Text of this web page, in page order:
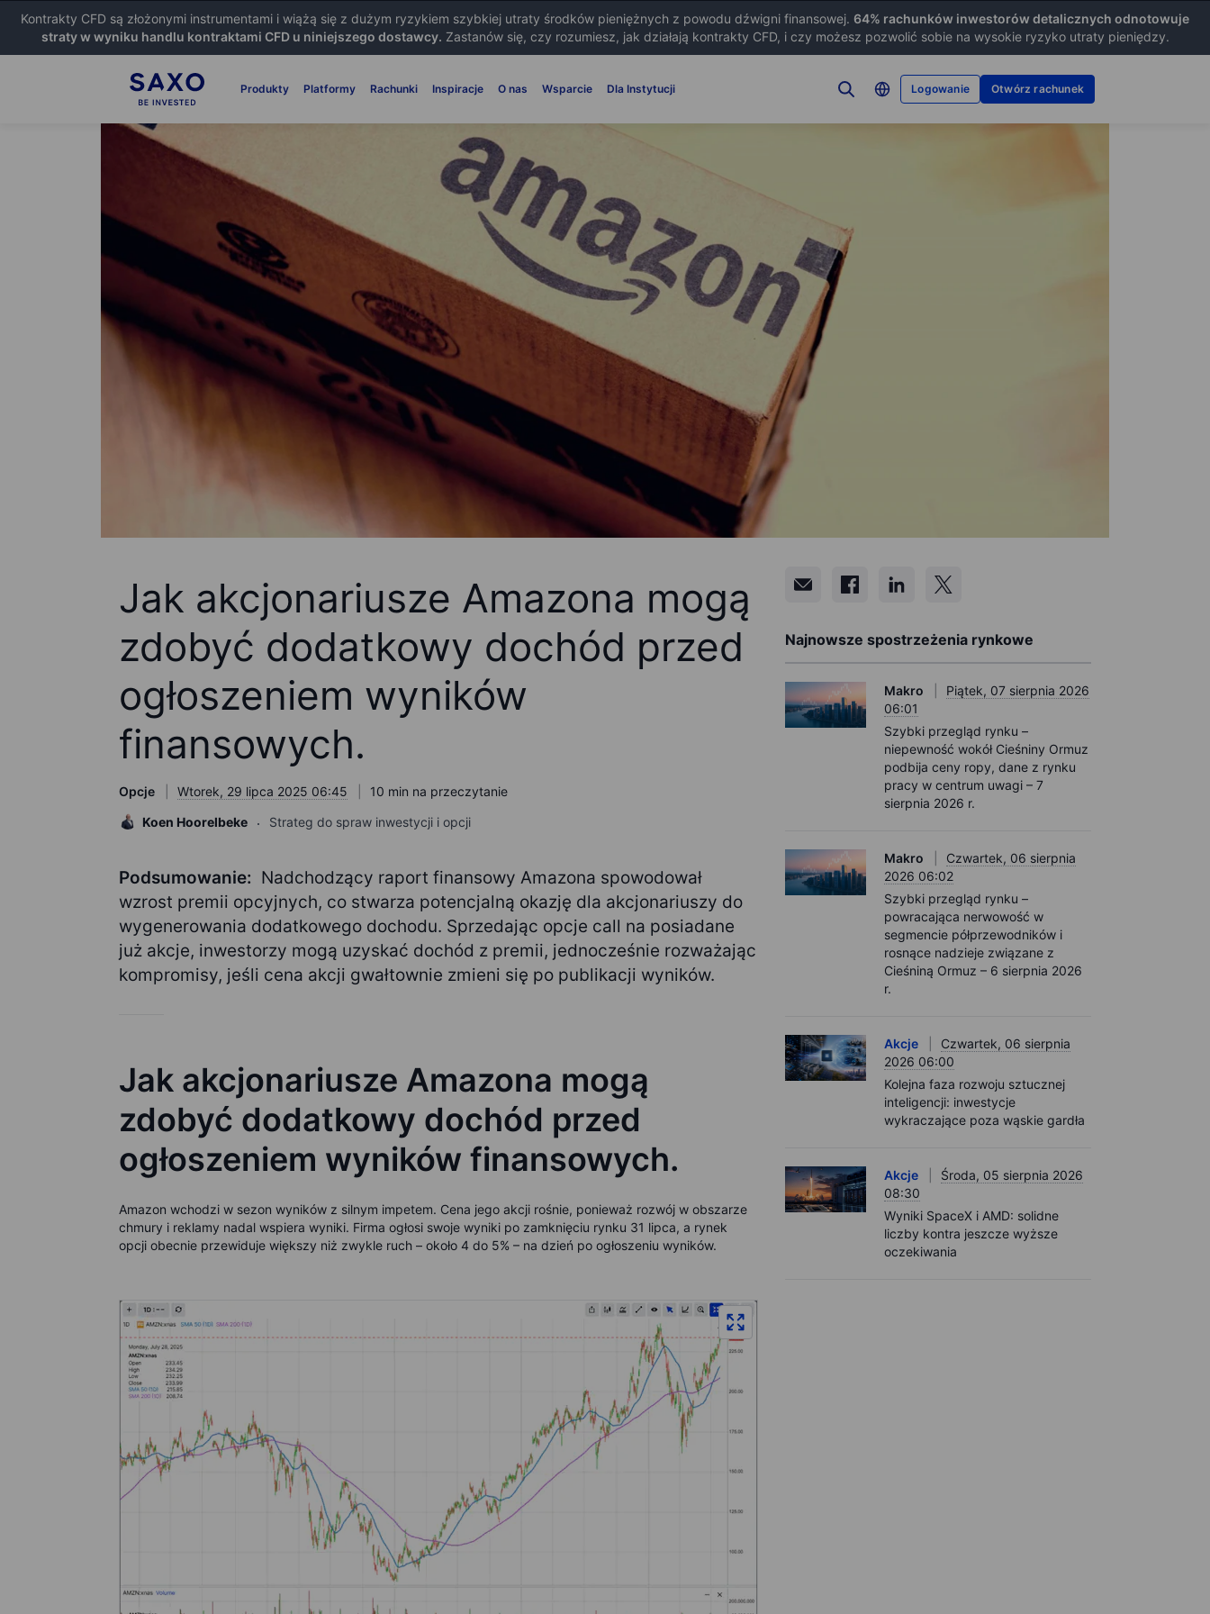
Kontrakty CFD są złożonymi instrumentami i wiążą się z dużym ryzykiem szybkiej utraty środków pieniężnych z powodu dźwigni finansowej. 64% rachunków inwestorów detalicznych odnotowuje
straty w wyniku handlu kontraktami CFD u niniejszego dostawcy. Zastanów się, czy rozumiesz, jak działają kontrakty CFD, i czy możesz pozwolić sobie na wysokie ryzyko utraty pieniędzy.
Produkty Platformy Rachunki Inspiracje O nas Wsparcie Dla Instytucji Logowanie Otwórz rachunek
Jak akcjonariusze Amazona mogą
zdobyć dodatkowy dochód przed
ogłoszeniem wyników
finansowych.
Opcje Wtorek, 29 lipca 2025 06:45
10 min na przeczytanie
Koen Hoorelbeke
Strateg do spraw inwestycji i opcji
Podsumowanie: Nadchodzący raport finansowy Amazona spowodował
wzrost premii opcyjnych, co stwarza potencjalną okazję dla akcjonariuszy do
wygenerowania dodatkowego dochodu. Sprzedając opcje call na posiadane
już akcje, inwestorzy mogą uzyskać dochód z premii, jednocześnie rozważając
kompromisy, jeśli cena akcji gwałtownie zmieni się po publikacji wyników.
Jak akcjonariusze Amazona mogą
zdobyć dodatkowy dochód przed
ogłoszeniem wyników finansowych.
Amazon wchodzi w sezon wyników z silnym impetem. Cena jego akcji rośnie, ponieważ rozwój w obszarze
chmury i reklamy nadal wspiera wyniki. Firma ogłosi swoje wyniki po zamknięciu rynku 31 lipca, a rynek
opcji obecnie przewiduje większy niż zwykle ruch – około 4 do 5% – na dzień po ogłoszeniu wyników.
Najnowsze spostrzeżenia rynkowe
Makro
Piątek, 07 sierpnia 2026
06:01
Szybki przegląd rynku –
niepewność wokół Cieśniny Ormuz
podbija ceny ropy, dane z rynku
pracy w centrum uwagi – 7
sierpnia 2026 r.
Makro
Czwartek, 06 sierpnia
2026 06:02
Szybki przegląd rynku –
powracająca nerwowość w
segmencie półprzewodników i
rosnące nadzieje związane z
Cieśniną Ormuz – 6 sierpnia 2026
r.
Akcje
Czwartek, 06 sierpnia
2026 06:00
Kolejna faza rozwoju sztucznej
inteligencji: inwestycje
wykraczające poza wąskie gardła
Akcje
Środa, 05 sierpnia 2026
08:30
Wyniki SpaceX i AMD: solidne
liczby kontra jeszcze wyższe
oczekiwania